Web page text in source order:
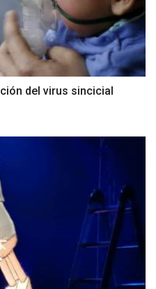
del virus sincicial